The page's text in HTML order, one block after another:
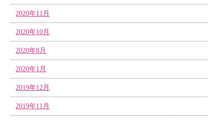
2020年11月
2020年10月
2020年8月
2020年1月
2019年12月
2019年11月